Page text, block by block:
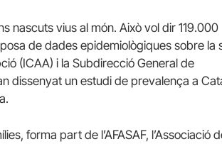
nascuts vius al món. Això vol dir 119.000
de dades epidemiològiques sobre la
(ICAA) i la Subdirecció General de
dissenyat un estudi de prevalença a
forma part de l’AFASAF, l’Associació